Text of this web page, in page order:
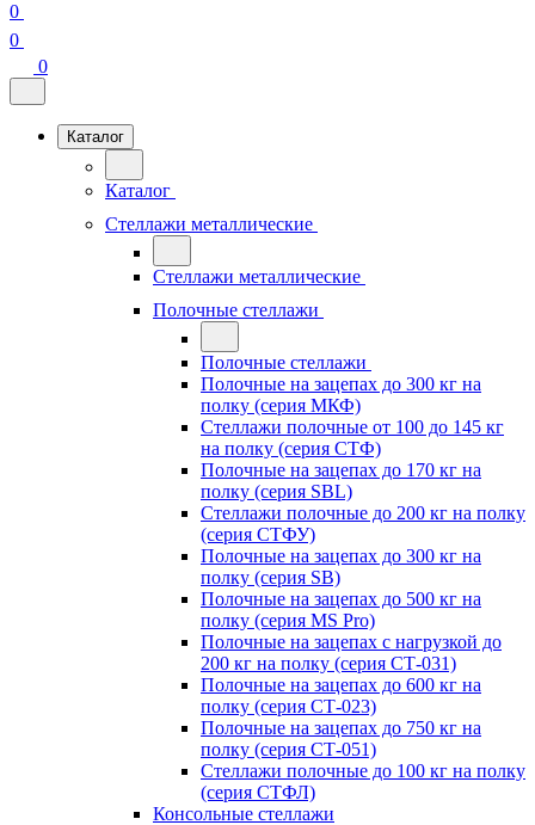
0
0
0
Каталог
Каталог
Стеллажи металлические
Стеллажи металлические
Полочные стеллажи
Полочные стеллажи
Полочные на зацепах до 300 кг на
полку (серия МКФ)
Стеллажи полочные от 100 до 145 кг
на полку (серия СТФ)
Полочные на зацепах до 170 кг на
полку (серия SBL)
Стеллажи полочные до 200 кг на полку
(серия СТФУ)
Полочные на зацепах до 300 кг на
полку (серия SB)
Полочные на зацепах до 500 кг на
полку (серия MS Pro)
Полочные на зацепах с нагрузкой до
200 кг на полку (серия СТ-031)
Полочные на зацепах до 600 кг на
полку (серия СТ-023)
Полочные на зацепах до 750 кг на
полку (серия СТ-051)
Стеллажи полочные до 100 кг на полку
(серия СТФЛ)
Консольные стеллажи